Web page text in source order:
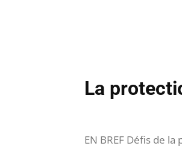
La
EN BREF Défis de